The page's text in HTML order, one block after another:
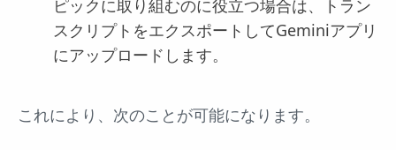
ピックに取り組むのに役立つ場合は、トラン
スクリプトをエクスポートしてGeminiアプリ
にアップロードします。
これにより、次のことが可能になります。